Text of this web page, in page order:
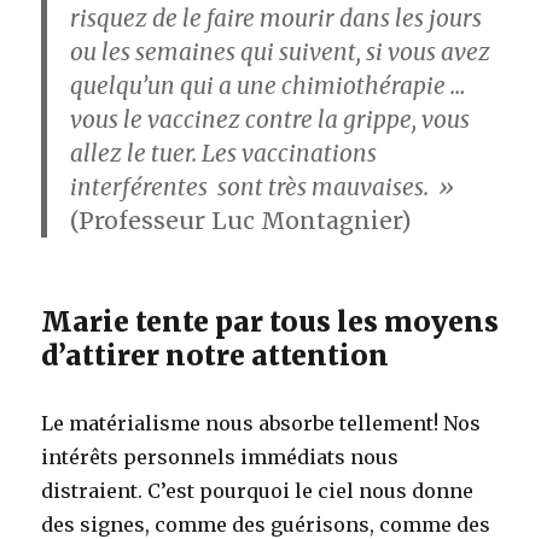
risquez de le faire mourir dans les jours
ou les semaines qui suivent, si vous avez
quelqu’un qui a une chimiothérapie …
vous le vaccinez contre la grippe, vous
allez le tuer. Les vaccinations
interférentes sont très mauvaises. »
(Professeur Luc Montagnier)
Marie tente par tous les moyens
d’attirer notre attention
Le matérialisme nous absorbe tellement! Nos
intérêts personnels immédiats nous
distraient. C’est pourquoi le ciel nous donne
des signes, comme des guérisons, comme des